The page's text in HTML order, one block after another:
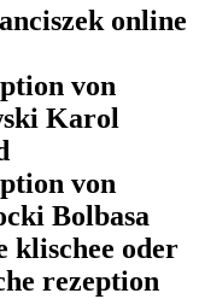
online
von
Karol
von
Bolbasa
klischee oder
rezeption